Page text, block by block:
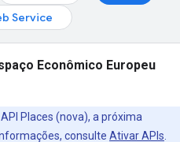
Service
Econômico Europeu
Places (nova), a próxima
consulte Ativar APIs